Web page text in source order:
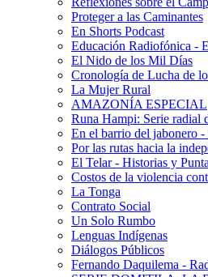
Proteger a las Caminantes
En Shorts Podcast
Educación Radiofónica -
El Nido de los Mil Días
Cronología de Lucha de
La Mujer Rural
AMAZONÍA ESPECIAL
Runa Hampi: Serie radial
En el barrio del jabonero
Por las rutas hacia la
El Telar - Historias y
Costos de la violencia
La Tonga
Contrato Social
Un Solo Rumbo
Lenguas Indígenas
Diálogos Públicos
Fernando Daquilema -